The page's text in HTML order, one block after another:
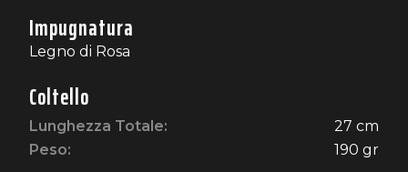
Impugnatura
Legno di Rosa
Coltello
Lunghezza Totale:
27 cm
Peso:
190 gr